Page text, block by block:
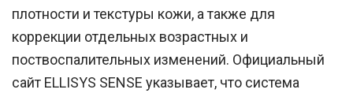
плотности и текстуры кожи, а также для
коррекции отдельных возрастных и
поствоспалительных изменений. Официальный
сайт ELLISYS SENSE указывает, что система